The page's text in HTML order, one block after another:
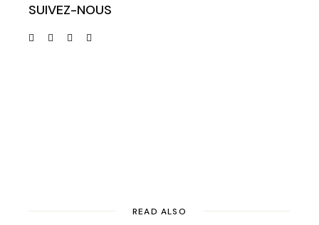
SUIVEZ-NOUS
READ ALSO